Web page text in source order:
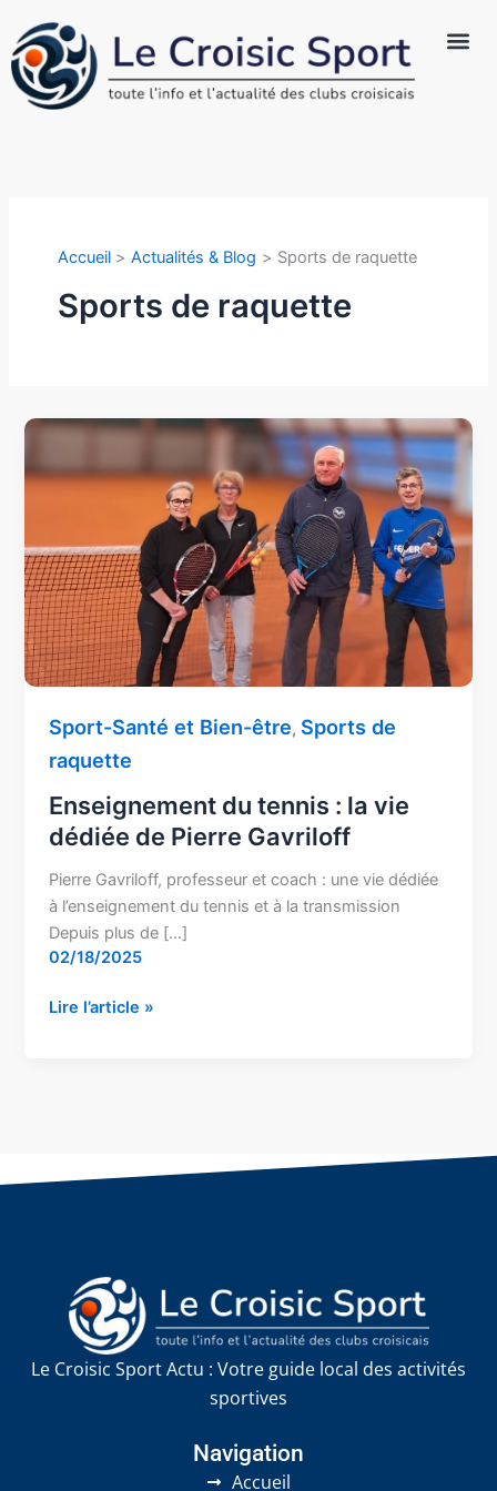
contenu
Accueil Actualités & Blog Sports de raquette
Sports de raquette
Sport-Santé et Bien-être, Sports de
raquette
Enseignement du tennis : la vie
dédiée de Pierre Gavriloff
Pierre Gavriloff, professeur et coach : une vie dédiée
à l’enseignement du tennis et à la transmission
Depuis plus de […]
02/18/2025
Enseignement
tennis
vie
dédiée
de
Pierre
Gavriloff
Lire l’article »
Le Croisic Sport Actu : Votre guide local des activités
sportives
Navigation
Accueil